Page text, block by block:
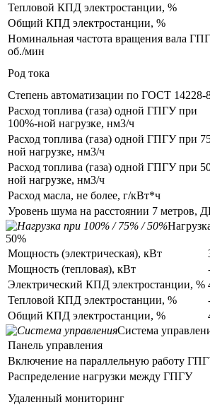
Тепловой КПД электростанции, %
Общий КПД электростанции, %
Номинальная частота вращения вала
об./мин
Род тока
Степень автоматизации по ГОСТ 14228-
Расход топлива (газа) одной ГПГУ при
100%-ной нагрузке, нм3/ч
Расход топлива (газа) одной ГПГУ при
ной нагрузке, нм3/ч
Расход топлива (газа) одной ГПГУ при
ной нагрузке, нм3/ч
Расход масла, не более, г/кВт*ч
Уровень шума на расстоянии 7 метров,
50%
Мощность (электрическая), кВт
Мощность (тепловая), кВт
Электрический КПД электростанции, %
Тепловой КПД электростанции, %
Общий КПД электростанции, %
Система
Панель управления
Включение на параллельную работу
Распределение нагрузки между ГПГУ
Удаленный мониторинг